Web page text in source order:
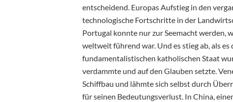
entscheidend. Europas Aufstieg in den
technologische Fortschritte in der
Portugal konnte nur zur Seemacht werden,
weltweit führend war. Und es stieg ab, als
fundamentalistischen katholischen Staat
verdammte und auf den Glauben setzte.
Schiffbau und lähmte sich selbst durch
für seinen Bedeutungsverlust. In China,